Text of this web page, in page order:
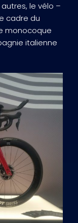
le vélo –
cadre du
monocoque
italienne